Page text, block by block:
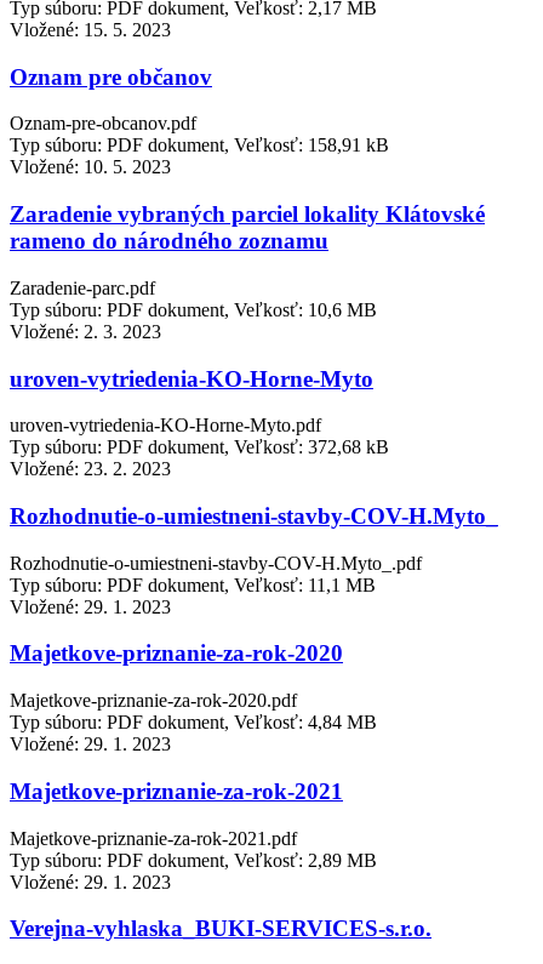
Typ súboru: PDF dokument, Veľkosť: 2,17 MB
Vložené: 15. 5. 2023
Oznam pre občanov
Oznam-pre-obcanov.pdf
Typ súboru: PDF dokument, Veľkosť: 158,91 kB
Vložené: 10. 5. 2023
Zaradenie vybraných parciel lokality Klátovské
rameno do národného zoznamu
Zaradenie-parc.pdf
Typ súboru: PDF dokument, Veľkosť: 10,6 MB
Vložené: 2. 3. 2023
uroven-vytriedenia-KO-Horne-Myto
uroven-vytriedenia-KO-Horne-Myto.pdf
Typ súboru: PDF dokument, Veľkosť: 372,68 kB
Vložené: 23. 2. 2023
Rozhodnutie-o-umiestneni-stavby-COV-H.Myto_
Rozhodnutie-o-umiestneni-stavby-COV-H.Myto_.pdf
Typ súboru: PDF dokument, Veľkosť: 11,1 MB
Vložené: 29. 1. 2023
Majetkove-priznanie-za-rok-2020
Majetkove-priznanie-za-rok-2020.pdf
Typ súboru: PDF dokument, Veľkosť: 4,84 MB
Vložené: 29. 1. 2023
Majetkove-priznanie-za-rok-2021
Majetkove-priznanie-za-rok-2021.pdf
Typ súboru: PDF dokument, Veľkosť: 2,89 MB
Vložené: 29. 1. 2023
Verejna-vyhlaska_BUKI-SERVICES-s.r.o.